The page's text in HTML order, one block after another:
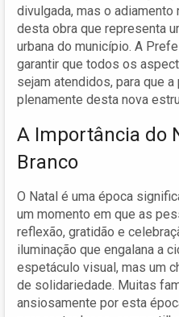
divulgada, mas o adiamento
desta obra que representa
urbana do município. A
garantir que todos os
sejam atendidos, para que
plenamente desta nova
A Importância do
Branco
O Natal é uma época
um momento em que as
reflexão, gratidão e
iluminação que engalana a
espetáculo visual, mas um
de solidariedade. Muitas
ansiosamente por esta